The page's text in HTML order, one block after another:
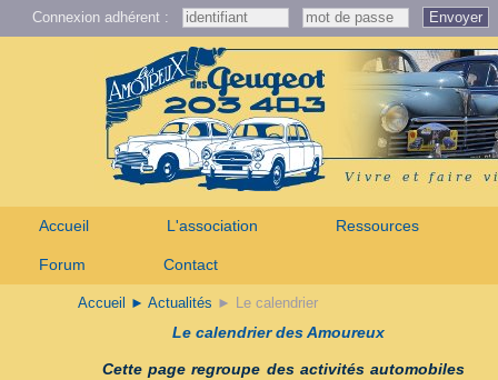
Connexion adhérent : Envoyer
Accueil L'association Ressources
Forum Contact
Accueil ► Actualités ► Le calendrier
Le calendrier desAmoureux
Cette page regroupe des activités automobiles